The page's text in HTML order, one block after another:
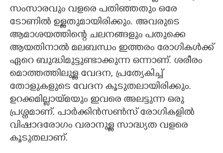
സംസാരവും വളരെ പതിഞ്ഞതും ഒരേ
ടോണില്‍ ഉള്ളതുമായിരിക്കും. അവരുടെ
ആമാശയത്തിന്റെ ചലനങ്ങളും പതുക്കെ
ആയതിനാല്‍ മലബന്ധം ഇത്തരം രോഗികള്‍ക്ക്
ഏറെ ബുദ്ധിമുട്ടുണ്ടാക്കുന്ന ഒന്നാണ്. ശരീരം
മൊത്തത്തിലുള്ള വേദന, പ്രത്യേകിച്ച്
തോളുകളുടെ വേദന കൂടുതലായിരിക്കും.
ഉറക്കമില്ലായ്മയും ഇവരെ അലട്ടുന്ന ഒരു
പ്രശ്നമാണ്. പാര്‍ക്കിന്‍സണ്‍സ് രോഗികളില്‍
വിഷാദരോഗം വരാനുള്ള സാദ്ധ്യത വളരെ
കൂടുതലാണ്.